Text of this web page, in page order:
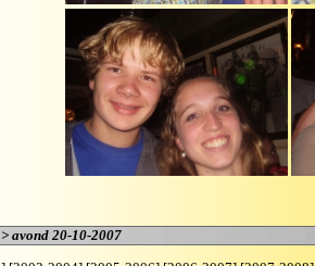
> avond 20-10-2007